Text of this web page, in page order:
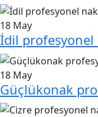
18 May
İdil
18 May
Güçlükonak